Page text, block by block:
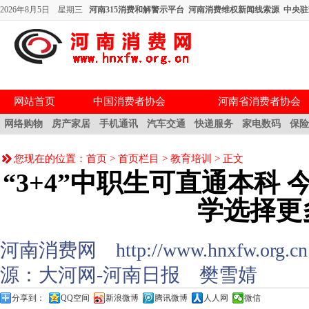
2026年8月5日 星期三 河南315消费和解警示平台 河南消费维权新闻线索源 中央
网站首页 中国消费者协会 河南省消费者协会
网络购物 房产家居 手机通讯 汽车交通 快递服务 家电数码 保
您现在的位置： 首页 > 首页栏目 > 教育培训 > 正文
“3+4”中职生可直通本科
学选择更
河南消费网 http://
源：大河网-河南日报 樊雪婧
分享到： QQ空间 新浪微博 腾讯微博 人人网 微信